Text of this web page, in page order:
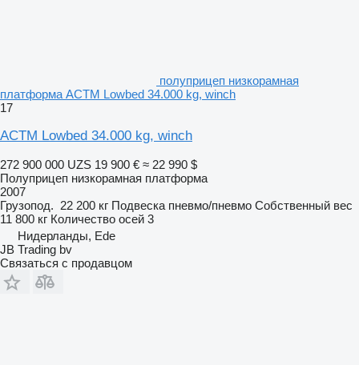
полуприцеп низкорамная
платформа ACTM Lowbed 34.000 kg, winch
17
ACTM Lowbed 34.000 kg, winch
272 900 000 UZS 19 900 € ≈ 22 990 $
Полуприцеп низкорамная платформа
2007
Грузопод. 22 200 кг Подвеска пневмо/пневмо Собственный вес
11 800 кг Количество осей 3
Нидерланды, Ede
JB Trading bv
Связаться с продавцом